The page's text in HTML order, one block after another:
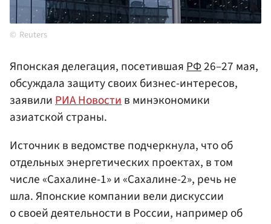
Reuters
Японская делегация, посетившаяРФ26–27 мая,
обсуждала защиту своих бизнес-интересов,
заявилиРИА Новостив минэкономики
азиатской страны.
Источник в ведомстве подчеркнула, что об
отдельных энергетических проектах, в том
числе «Сахалине-1» и «Сахалине-2», речь не
шла. Японские компании вели дискуссии
о своей деятельности в России, например об